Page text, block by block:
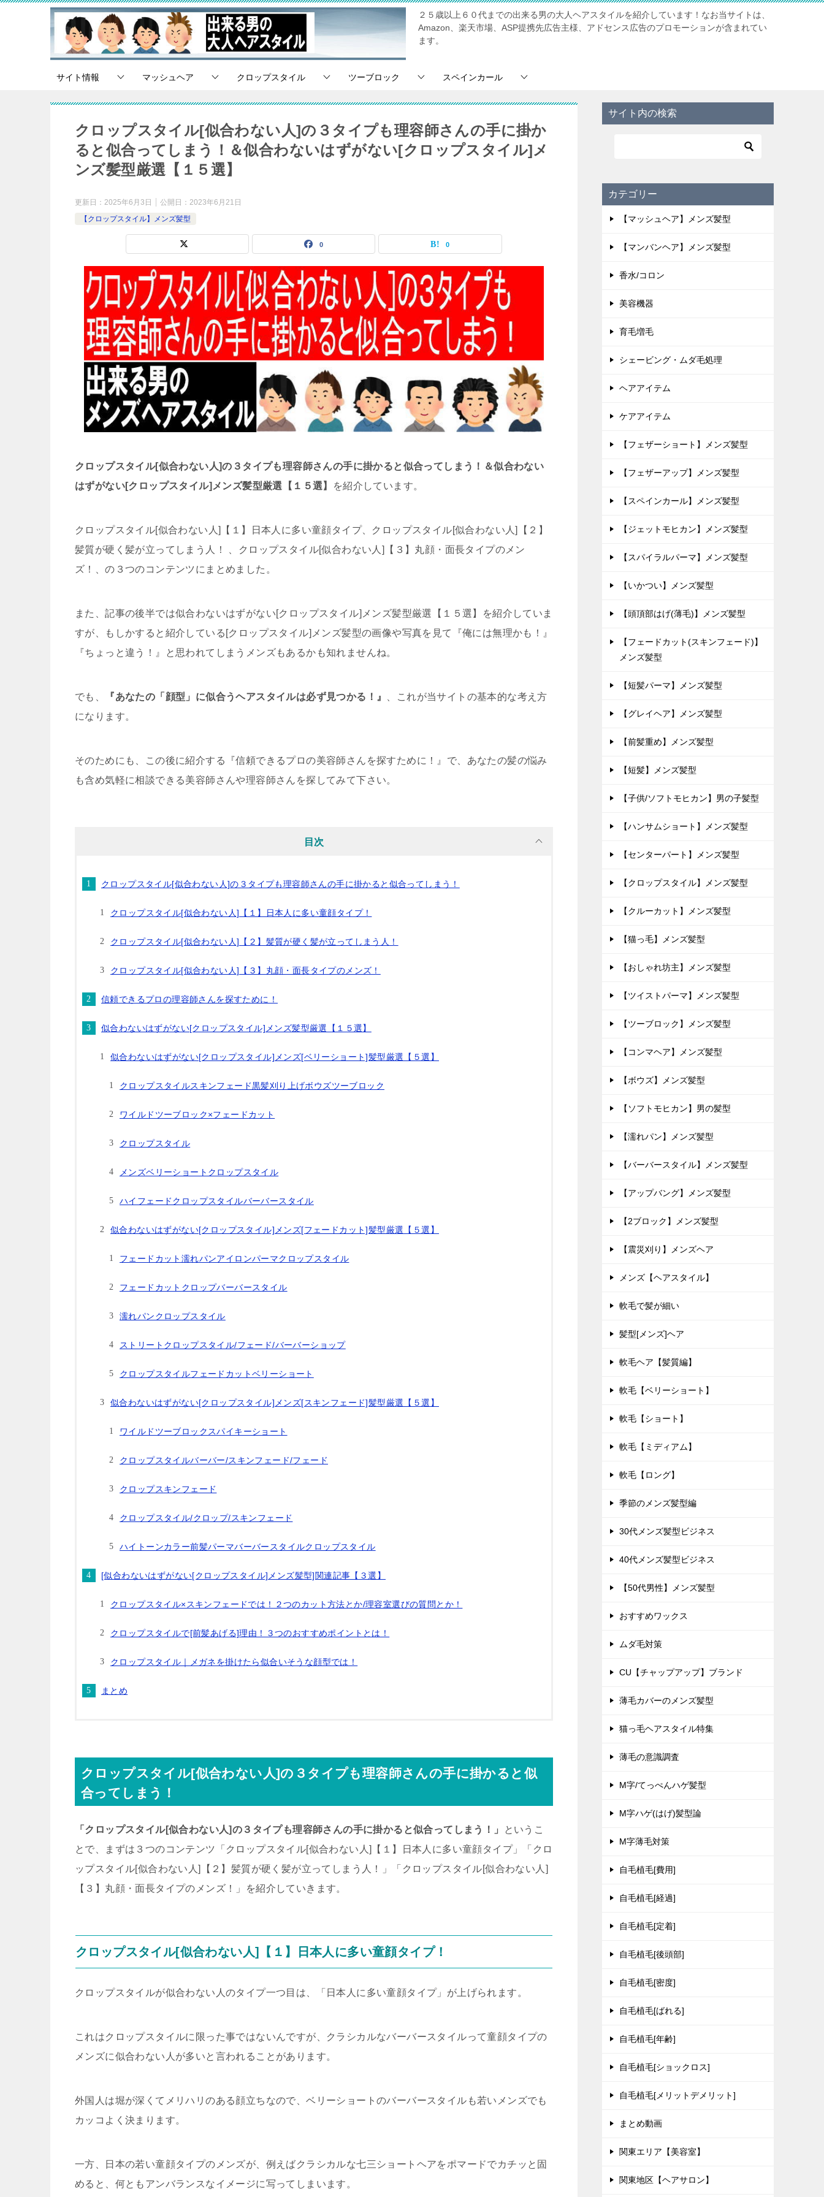
２５歳以上６０代までの出来る男の大人ヘアスタイルを紹介しています！なお当サイトは、
Amazon、楽天市場、ASP提携先広告主様、アドセンス広告のプロモーションが含まれてい
ます。
サイト情報 マッシュヘア クロップスタイル ツーブロック スペインカール
クロップスタイル[似合わない人]の３タイプも理容師さんの手に掛か
ると似合ってしまう！＆似合わないはずがない[クロップスタイル]メ
ンズ髪型厳選【１５選】
更新日： 2025年6月3日 公開日： 2023年6月21日
【クロップスタイル】メンズ髪型
0 0
クロップスタイル[似合わない人]の３タイプも理容師さんの手に掛かると似合ってしまう！＆似合わない
はずがない[クロップスタイル]メンズ髪型厳選【１５選】
を紹介しています。
クロップスタイル[似合わない人]【１】日本人に多い童顔タイプ、クロップスタイル[似合わない人]【２】
髪質が硬く髪が立ってしまう人！ 、クロップスタイル[似合わない人]【３】丸顔・面長タイプのメン
ズ！、の３つのコンテンツにまとめました。
また、記事の後半では似合わないはずがない[クロップスタイル]メンズ髪型厳選【１５選】を紹介していま
すが、もしかすると紹介している[クロップスタイル]メンズ髪型の画像や写真を見て『俺には無理かも！』
『ちょっと違う！』と思われてしまうメンズもあるかも知れませんね。
でも、 『あなたの「顔型」に似合うヘアスタイルは必ず見つかる！』
、これが当サイトの基本的な考え方
になります。
そのためにも、この後に紹介する『信頼できるプロの美容師さんを探すために！』で、あなたの髪の悩み
も含め気軽に相談できる美容師さんや理容師さんを探してみて下さい。
目次
クロップスタイル[似合わない人]の３タイプも理容師さんの手に掛かると似合ってしまう！
クロップスタイル[似合わない人]【１】日本人に多い童顔タイプ！
クロップスタイル[似合わない人]【２】髪質が硬く髪が立ってしまう人！
クロップスタイル[似合わない人]【３】丸顔・面長タイプのメンズ！
信頼できるプロの理容師さんを探すために！
似合わないはずがない[クロップスタイル]メンズ髪型厳選【１５選】
似合わないはずがない[クロップスタイル]メンズ[ベリーショート]髪型厳選【５選】
クロップスタイルスキンフェード黒髪刈り上げボウズツーブロック
ワイルドツーブロック×フェードカット
クロップスタイル
メンズベリーショートクロップスタイル
ハイフェードクロップスタイルバーバースタイル
似合わないはずがない[クロップスタイル]メンズ[フェードカット]髪型厳選【５選】
フェードカット濡れパンアイロンパーマクロップスタイル
フェードカットクロップバーバースタイル
濡れパンクロップスタイル
ストリートクロップスタイル/フェード/バーバーショップ
クロップスタイルフェードカットベリーショート
似合わないはずがない[クロップスタイル]メンズ[スキンフェード]髪型厳選【５選】
ワイルドツーブロックスパイキーショート
クロップスタイルバーバー/スキンフェード/フェード
クロップスキンフェード
クロップスタイル/クロップ/スキンフェード
ハイトーンカラー前髪パーマバーバースタイルクロップスタイル
[似合わないはずがない[クロップスタイル]メンズ髪型]関連記事【３選】
クロップスタイル×スキンフェードでは！２つのカット方法とか/理容室選びの質問とか！
クロップスタイルで[前髪あげる]理由！３つのおすすめポイントとは！
クロップスタイル｜メガネを掛けたら似合いそうな顔型では！
まとめ
クロップスタイル[似合わない人]の３タイプも理容師さんの手に掛かると似
合ってしまう！
「クロップスタイル[似合わない人]の３タイプも理容師さんの手に掛かると似合ってしまう！」
というこ
とで、まずは３つのコンテンツ「クロップスタイル[似合わない人]【１】日本人に多い童顔タイプ」「クロ
ップスタイル[似合わない人]【２】髪質が硬く髪が立ってしまう人！」「クロップスタイル[似合わない人]
【３】丸顔・面長タイプのメンズ！」を紹介していきます。
クロップスタイル[似合わない人]【１】日本人に多い童顔タイプ！
クロップスタイルが似合わない人のタイプ一つ目は、「日本人に多い童顔タイプ」が上げられます。
これはクロップスタイルに限った事ではないんですが、クラシカルなバーバースタイルって童顔タイプの
メンズに似合わない人が多いと言われることがあります。
外国人は堀が深くてメリハリのある顔立ちなので、ベリーショートのバーバースタイルも若いメンズでも
カッコよく決まります。
一方、日本の若い童顔タイプのメンズが、例えばクラシカルな七三ショートヘアをポマードでカチッと固
めると、何ともアンバランスなイメージに写ってしまいます。
サイト内の検索
カテゴリー
【マッシュヘア】メンズ髪型
【マンバンヘア】メンズ髪型
香水/コロン
美容機器
育毛増毛
シェービング・ムダ毛処理
ヘアアイテム
ケアアイテム
【フェザーショート】メンズ髪型
【フェザーアップ】メンズ髪型
【スペインカール】メンズ髪型
【ジェットモヒカン】メンズ髪型
【スパイラルパーマ】メンズ髪型
【いかつい】メンズ髪型
【頭頂部はげ(薄毛)】メンズ髪型
【フェードカット(スキンフェード)】
メンズ髪型
【短髪パーマ】メンズ髪型
【グレイヘア】メンズ髪型
【前髪重め】メンズ髪型
【短髪】メンズ髪型
【子供/ソフトモヒカン】男の子髪型
【ハンサムショート】メンズ髪型
【センターパート】メンズ髪型
【クロップスタイル】メンズ髪型
【クルーカット】メンズ髪型
【猫っ毛】メンズ髪型
【おしゃれ坊主】メンズ髪型
【ツイストパーマ】メンズ髪型
【ツーブロック】メンズ髪型
【コンマヘア】メンズ髪型
【ボウズ】メンズ髪型
【ソフトモヒカン】男の髪型
【濡れパン】メンズ髪型
【バーバースタイル】メンズ髪型
【アップバング】メンズ髪型
【2ブロック】メンズ髪型
【震災刈り】メンズヘア
メンズ【ヘアスタイル】
軟毛で髪が細い
髪型[メンズ]ヘア
軟毛ヘア【髪質編】
軟毛【ベリーショート】
軟毛【ショート】
軟毛【ミディアム】
軟毛【ロング】
季節のメンズ髪型編
30代メンズ髪型ビジネス
40代メンズ髪型ビジネス
【50代男性】メンズ髪型
おすすめワックス
ムダ毛対策
CU【チャップアップ】ブランド
薄毛カバーのメンズ髪型
猫っ毛ヘアスタイル特集
薄毛の意識調査
M字/てっぺんハゲ髪型
M字ハゲ(はげ)髪型論
M字薄毛対策
自毛植毛[費用]
自毛植毛[経過]
自毛植毛[定着]
自毛植毛[後頭部]
自毛植毛[密度]
自毛植毛[ばれる]
自毛植毛[年齢]
自毛植毛[ショックロス]
自毛植毛[メリットデメリット]
まとめ動画
関東エリア【美容室】
関東地区【ヘアサロン】